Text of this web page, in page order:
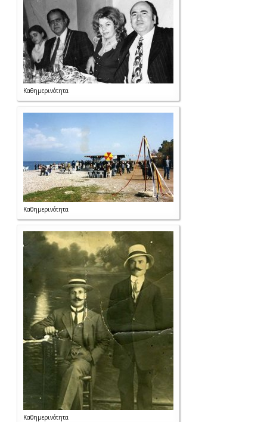
Καθημερινότητα
Καθημερινότητα
Καθημερινότητα